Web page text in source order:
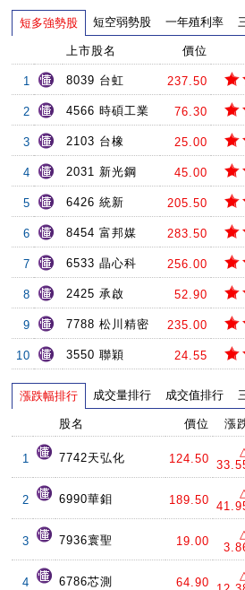
短多強勢股 短空弱勢股 一年殖利率
上市股名 價位
1 8039 台虹 237.50
2 4566 時碩工業 76.30
3 2103 台橡 25.00
4 2031 新光鋼 45.00
5 6426 統新 205.50
6 8454 富邦媒 283.50
7 6533 晶心科 256.00
8 2425 承啟 52.90
9 7788 松川精密 235.00
10 3550 聯穎 24.55
漲跌幅排行 成交量排行 成交值排行
股名 價位 漲
1 7742天弘化 124.50
2 6990華鉬 189.50
3 7936寰聖 19.00
4 6786芯測 64.90